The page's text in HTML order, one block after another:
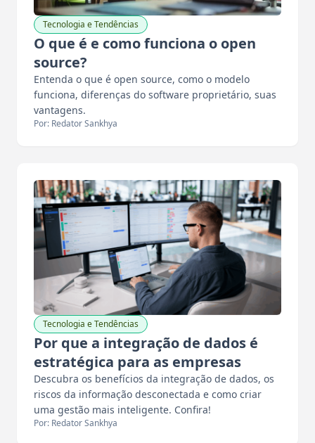
Tecnologia e Tendências
O que é e como funciona o open
source?
Entenda o que é open source, como o modelo
funciona, diferenças do software proprietário, suas
vantagens.
Por: Redator Sankhya
Tecnologia e Tendências
Por que a integração de dados é
estratégica para as empresas
Descubra os benefícios da integração de dados, os
riscos da informação desconectada e como criar
uma gestão mais inteligente. Confira!
Por: Redator Sankhya